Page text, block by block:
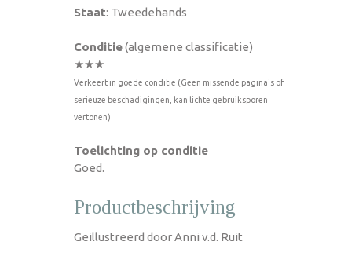
Staat: Tweedehands
Conditie(algemene classificatie)
★★★
Verkeert in goede conditie (Geen missende pagina's of
serieuze beschadigingen, kan lichte gebruiksporen
vertonen)
Toelichting op conditie
Goed.
Productbeschrijving
Geillustreerd door Anni v.d. Ruit